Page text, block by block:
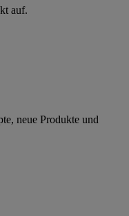
auf.
neue Produkte und